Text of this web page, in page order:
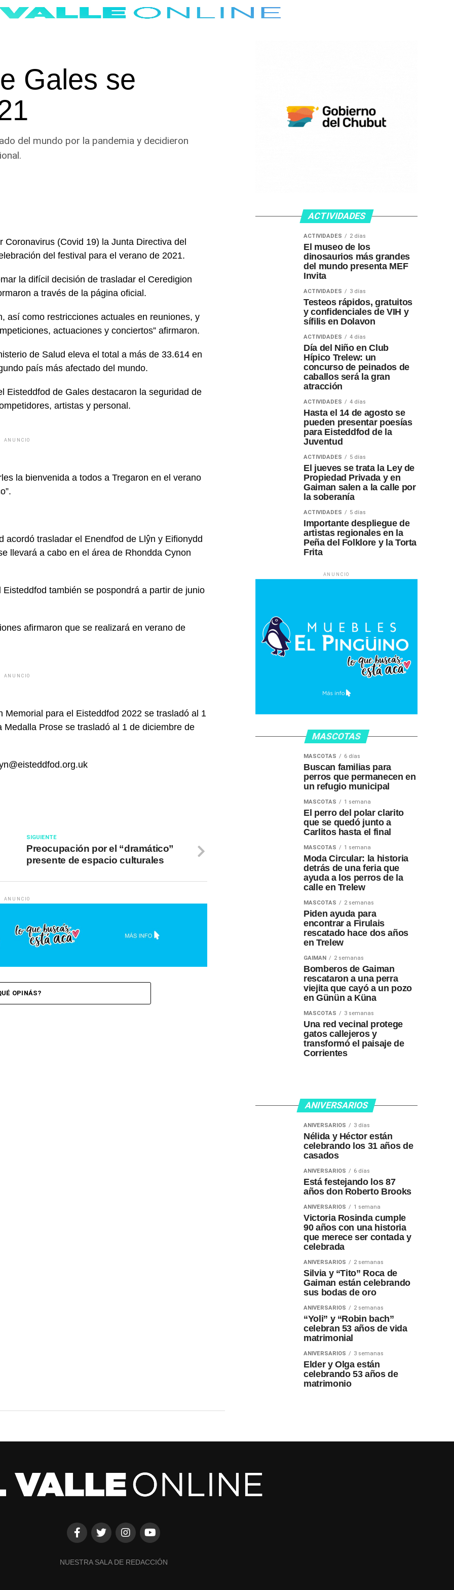
Gales se
del mundo por la pandemia y decidieron
(Covid 19) la Junta Directiva del
del festival para el verano de 2021.
la difícil decisión de trasladar el Ceredigion
a través de la página oficial.
así como restricciones actuales en reuniones, y
actuaciones y conciertos” afirmaron.
de Salud eleva el total a más de 33.614 en
país más afectado del mundo.
Eisteddfod de Gales destacaron la seguridad de
artistas y personal.
ANUNCIO
la bienvenida a todos a Tregaron en el verano
acordó trasladar el Enendfod de Llŷn y Eifionydd
llevará a cabo en el área de Rhondda Cynon
también se pospondrá a partir de junio
afirmaron que se realizará en verano de
ANUNCIO
para el Eisteddfod 2022 se trasladó al 1
Prose se trasladó al 1 de diciembre de
SIGUIENTE
Preocupación por el “dramático”
presente de espacio culturales
ANUNCIO
OPINÁS?
ACTIVIDADES
ACTIVIDADES 2 días
El museo de los
dinosaurios más grandes
del mundo presenta MEF
Invita
ACTIVIDADES 3 días
Testeos rápidos, gratuitos
y confidenciales de VIH y
sífilis en Dolavon
ACTIVIDADES 4 días
Día del Niño en Club
Hípico Trelew: un
concurso de peinados de
caballos será la gran
atracción
ACTIVIDADES 4 días
Hasta el 14 de agosto se
pueden presentar poesías
para Eisteddfod de la
Juventud
ACTIVIDADES 5 días
El jueves se trata la Ley de
Propiedad Privada y en
Gaiman salen a la calle por
la soberanía
ACTIVIDADES 5 días
Importante despliegue de
artistas regionales en la
Peña del Folklore y la Torta
Frita
ANUNCIO
MASCOTAS
MASCOTAS 6 días
Buscan familias para
perros que permanecen en
un refugio municipal
MASCOTAS 1 semana
El perro del polar clarito
que se quedó junto a
Carlitos hasta el final
MASCOTAS 1 semana
Moda Circular: la historia
detrás de una feria que
ayuda a los perros de la
calle en Trelew
MASCOTAS 2 semanas
Piden ayuda para
encontrar a Firulais
rescatado hace dos años
en Trelew
GAIMAN 2 semanas
Bomberos de Gaiman
rescataron a una perra
viejita que cayó a un pozo
en Günün a Küna
MASCOTAS 3 semanas
Una red vecinal protege
gatos callejeros y
transformó el paisaje de
Corrientes
ANIVERSARIOS
ANIVERSARIOS 3 días
Nélida y Héctor están
celebrando los 31 años de
casados
ANIVERSARIOS 6 días
Está festejando los 87
años don Roberto Brooks
ANIVERSARIOS 1 semana
Victoria Rosinda cumple
90 años con una historia
que merece ser contada y
celebrada
ANIVERSARIOS 2 semanas
Silvia y “Tito” Roca de
Gaiman están celebrando
sus bodas de oro
ANIVERSARIOS 2 semanas
“Yoli” y “Robin bach”
celebran 53 años de vida
matrimonial
ANIVERSARIOS 3 semanas
Elder y Olga están
celebrando 53 años de
matrimonio
NUESTRA SALA DE REDACCIÓN